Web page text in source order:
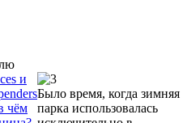
и
чём
Было время, когда зимняя
парка использовалась